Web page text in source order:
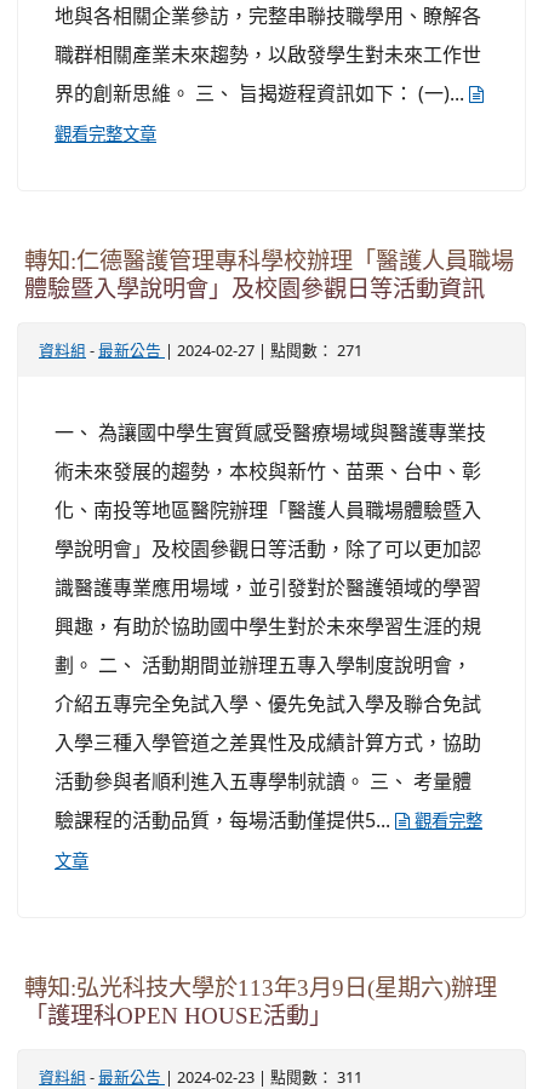
地與各相關企業參訪，完整串聯技職學用、瞭解各
職群相關產業未來趨勢，以啟發學生對未來工作世
界的創新思維。 三、 旨揭遊程資訊如下： (一)...
觀看完整文章
轉知:仁德醫護管理專科學校辦理「醫護人員職場
體驗暨入學說明會」及校園參觀日等活動資訊
資料組 - 最新公告 | 2024-02-27 | 點閱數： 271
一、 為讓國中學生實質感受醫療場域與醫護專業技
術未來發展的趨勢，本校與新竹、苗栗、台中、彰
化、南投等地區醫院辦理「醫護人員職場體驗暨入
學說明會」及校園參觀日等活動，除了可以更加認
識醫護專業應用場域，並引發對於醫護領域的學習
興趣，有助於協助國中學生對於未來學習生涯的規
劃。 二、 活動期間並辦理五專入學制度說明會，
介紹五專完全免試入學、優先免試入學及聯合免試
入學三種入學管道之差異性及成績計算方式，協助
活動參與者順利進入五專學制就讀。 三、 考量體
驗課程的活動品質，每場活動僅提供5...
觀看完整
文章
轉知:弘光科技大學於113年3月9日(星期六)辦理
「護理科OPEN HOUSE活動」
資料組 - 最新公告 | 2024-02-23 | 點閱數： 311